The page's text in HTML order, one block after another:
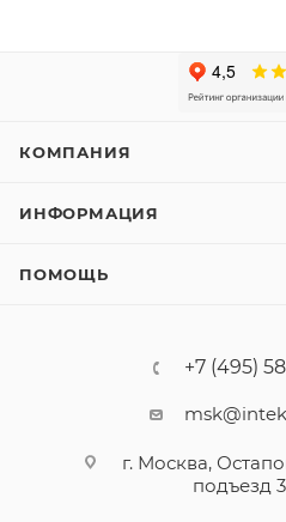
КОМПАНИЯ
ИНФОРМАЦИЯ
ПОМОЩЬ
+7 (495)
г. Москва,
подъезд